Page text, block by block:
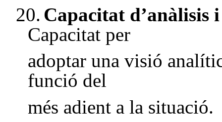
20. Capacitat d’anàlisis
Capacitat per
adoptar una visió
funció del
més adient a la situació.